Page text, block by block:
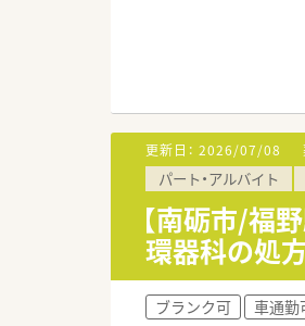
【店舗
■最寄
■近隣
■外来
【法人特
■調剤薬
■これま
■自他共
【職場環
■スタ
■高い目
■薬剤師
更新日： 2026/07/08
パート・アルバイト
【南砺市/福
環器科の処
ブランク可 車通勤